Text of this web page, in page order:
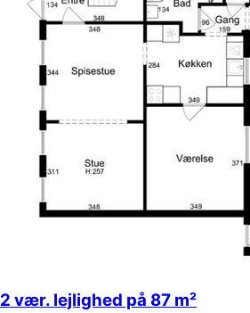
2 vær. lejlighed på 87 m²